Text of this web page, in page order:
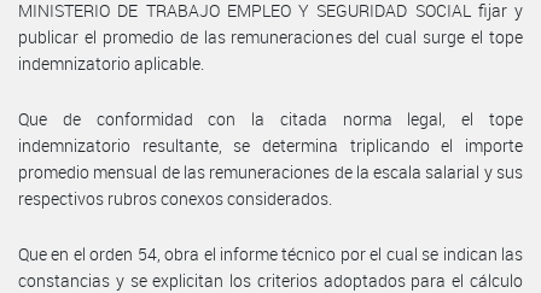
MINISTERIO DE TRABAJO EMPLEO Y SEGURIDAD SOCIAL fijar y
publicar el promedio de las remuneraciones del cual surge el tope
indemnizatorio aplicable.
Que de conformidad con la citada norma legal, el tope
indemnizatorio resultante, se determina triplicando el importe
promedio mensual de las remuneraciones de la escala salarial y sus
respectivos rubros conexos considerados.
Que en el orden 54, obra el informe técnico por el cual se indican las
constancias y se explicitan los criterios adoptados para el cálculo